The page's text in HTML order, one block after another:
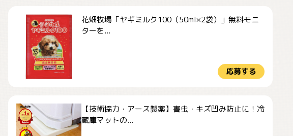
花畑牧場「ヤギミルク100（50ml×2袋）」無料モニ
ターを...
応募する
【技術協力・アース製薬】害虫・キズ凹み防止に！冷
蔵庫マットの...